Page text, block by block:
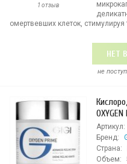
1 отзыв
омертвевших клеток, стимулируя
НЕТ
не
Артикул:
Бренд:
Страна:
Объем: